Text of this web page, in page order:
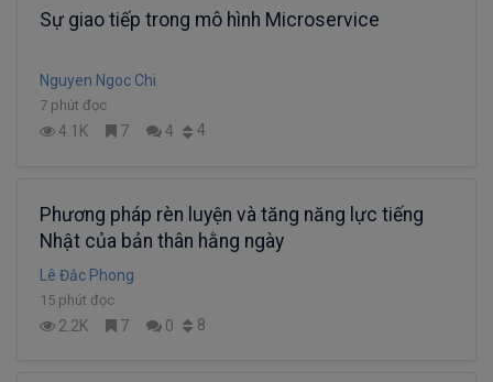
Sự giao tiếp trong mô hình Microservice
Nguyen Ngoc Chi
7 phút đọc
4.1K 7 4 4
Phương pháp rèn luyện và tăng năng lực tiếng
Nhật của bản thân hằng ngày
Lê Đắc Phong
15 phút đọc
2.2K 7 0 8